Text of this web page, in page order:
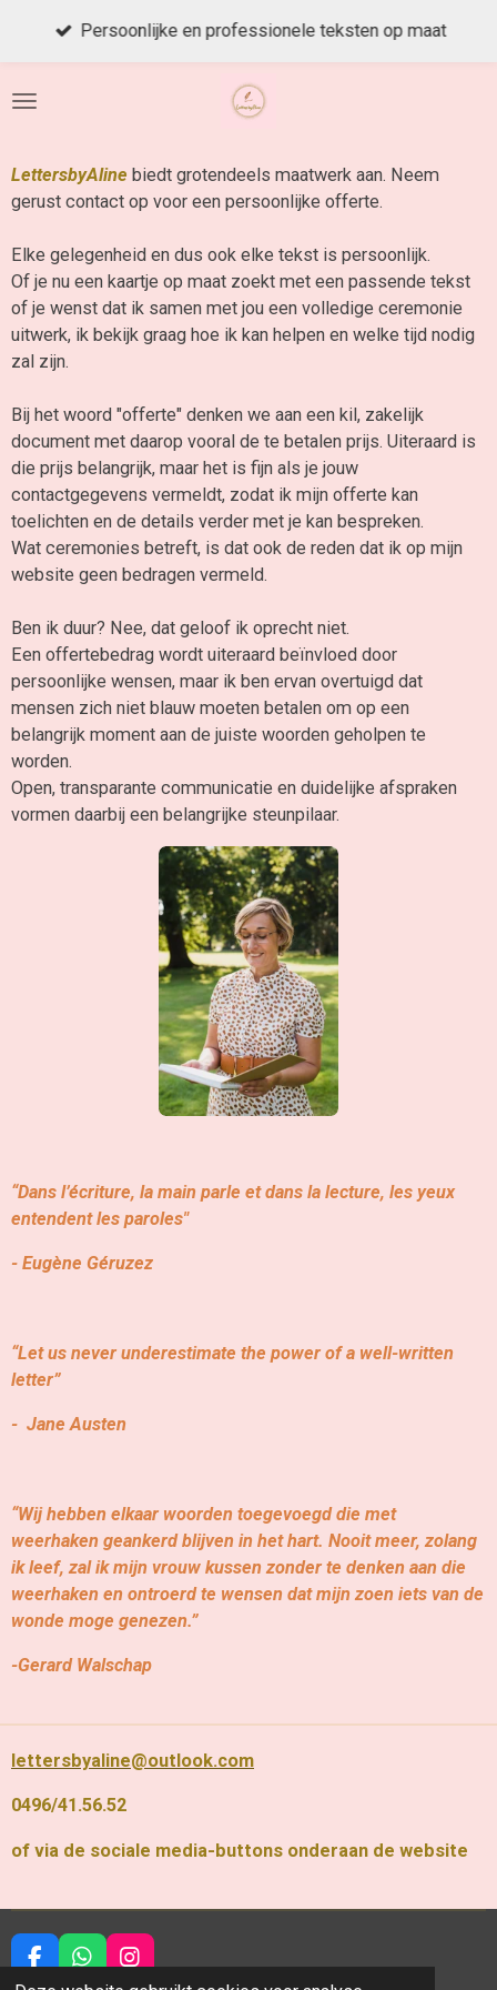
de
Persoonlijke en professionele teksten op maat
LettersbyAline biedt grotendeels maatwerk aan. Neem
gerust contact op voor een persoonlijke offerte.
Elke gelegenheid en dus ook elke tekst is persoonlijk.
Of je nu een kaartje op maat zoekt met een passende tekst
of je wenst dat ik samen met jou een volledige ceremonie
uitwerk, ik bekijk graag hoe ik kan helpen en welke tijd nodig
zal zijn.
Bij het woord "offerte" denken we aan een kil, zakelijk
document met daarop vooral de te betalen prijs. Uiteraard is
die prijs belangrijk, maar het is fijn als je jouw
contactgegevens vermeldt, zodat ik mijn offerte kan
toelichten en de details verder met je kan bespreken.
Wat ceremonies betreft, is dat ook de reden dat ik op mijn
website geen bedragen vermeld.
Ben ik duur? Nee, dat geloof ik oprecht niet.
Een offertebedrag wordt uiteraard beïnvloed door
persoonlijke wensen, maar ik ben ervan overtuigd dat
mensen zich niet blauw moeten betalen om op een
belangrijk moment aan de juiste woorden geholpen te
worden.
Open, transparante communicatie en duidelijke afspraken
vormen daarbij een belangrijke steunpilaar.
“Dans l’écriture, la main parle et dans la lecture, les yeux
entendent les paroles"
- Eugène Géruzez
“Let us never underestimate the power of a well-written
letter”
- Jane Austen
“Wij hebben elkaar woorden toegevoegd die met
weerhaken geankerd blijven in het hart. Nooit meer, zolang
ik leef, zal ik mijn vrouw kussen zonder te denken aan die
weerhaken en ontroerd te wensen dat mijn zoen iets van de
wonde moge genezen.”
-Gerard Walschap
lettersbyaline@outlook.com
0496/41.56.52
of via de sociale media-buttons onderaan de website
F
W
I